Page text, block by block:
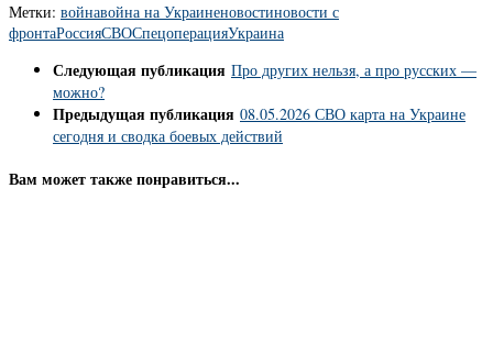
Метки: войнавойна на Украиненовостиновости с
фронтаРоссияСВОСпецоперацияУкраина
Следующая публикация Про других нельзя, а про русских —
можно?
Предыдущая публикация 08.05.2026 СВО карта на Украине
сегодня и сводка боевых действий
Вам может также понравиться...